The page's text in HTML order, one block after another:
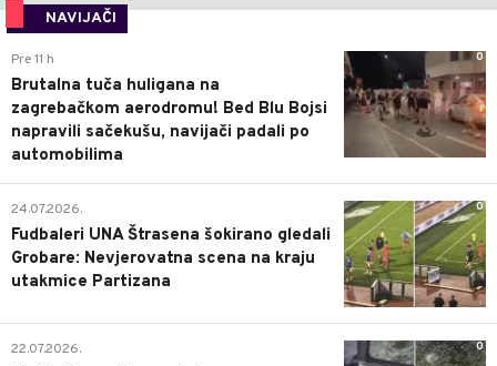
NAVIJAČI
0
Pre 11 h
Brutalna tuča huligana na
zagrebačkom aerodromu! Bed Blu Bojsi
napravili sačekušu, navijači padali po
automobilima
0
24.07.2026.
Fudbaleri UNA Štrasena šokirano gledali
Grobare: Nevjerovatna scena na kraju
utakmice Partizana
0
22.07.2026.